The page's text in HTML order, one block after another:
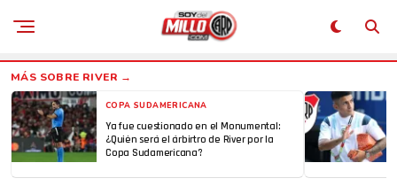
COPA SUDAMERICANA
Ya fue cuestionado en el Monumental:
¿Quién será el árbirtro de River por la
Copa Sudamericana?